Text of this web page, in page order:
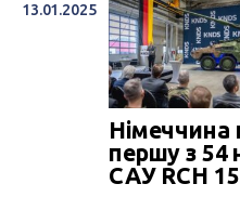
13.01.2025
Німеччина
першу з 54
САУ RCH